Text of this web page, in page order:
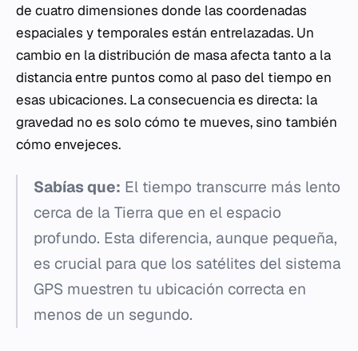
de cuatro dimensiones donde las coordenadas
espaciales y temporales están entrelazadas. Un
cambio en la distribución de masa afecta tanto a la
distancia entre puntos como al paso del tiempo en
esas ubicaciones. La consecuencia es directa: la
gravedad no es solo cómo te mueves, sino también
cómo envejeces.
Sabías que: El tiempo transcurre más lento
cerca de la Tierra que en el espacio
profundo. Esta diferencia, aunque pequeña,
es crucial para que los satélites del sistema
GPS muestren tu ubicación correcta en
menos de un segundo.